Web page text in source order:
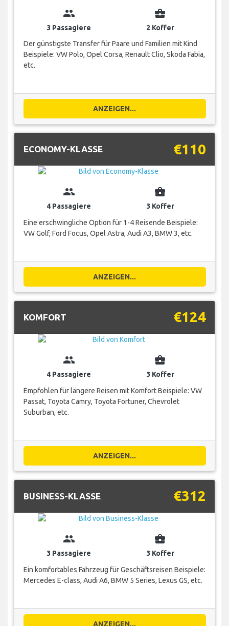
group
3 Passagiere
business_center
2 Koffer
Der günstigste Transfer für Paare und Familien mit Kind
Beispiele: VW Polo, Opel Corsa, Renault Clio, Skoda Fabia,
etc.
ANZEIGEN...
ECONOMY-KLASSE €110
group
4 Passagiere
business_center
3 Koffer
Eine erschwingliche Option für 1-4 Reisende Beispiele:
VW Golf, Ford Focus, Opel Astra, Audi A3, BMW 3, etc.
ANZEIGEN...
KOMFORT €124
group
4 Passagiere
business_center
3 Koffer
Empfohlen für längere Reisen mit Komfort Beispiele: VW
Passat, Toyota Camry, Toyota Fortuner, Chevrolet
Suburban, etc.
ANZEIGEN...
BUSINESS-KLASSE €312
group
3 Passagiere
business_center
3 Koffer
Ein komfortables Fahrzeug für Geschäftsreisen Beispiele:
Mercedes E-class, Audi A6, BMW 5 Series, Lexus GS, etc.
ANZEIGEN...